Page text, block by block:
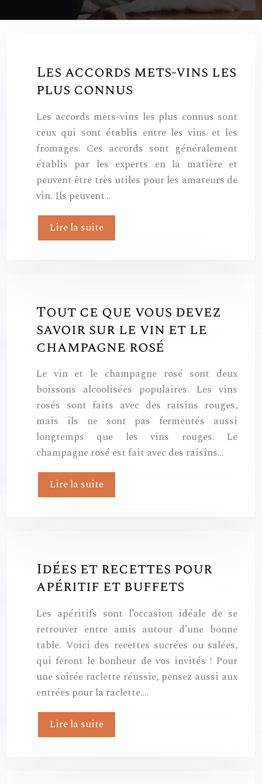
Les accords mets-vins les
plus connus
Les accords mets-vins les plus connus sont
ceux qui sont établis entre les vins et les
fromages. Ces accords sont généralement
établis par les experts en la matière et
peuvent être très utiles pour les amateurs de
vin. Ils peuvent…
Lire la suite
Tout ce que vous devez
savoir sur le vin et le
champagne rosé
Le vin et le champagne rosé sont deux
boissons alcoolisées populaires. Les vins
rosés sont faits avec des raisins rouges,
mais ils ne sont pas fermentés aussi
longtemps que les vins rouges. Le
champagne rosé est fait avec des raisins…
Lire la suite
Idées et recettes pour
apéritif et buffets
Les apéritifs sont l’occasion idéale de se
retrouver entre amis autour d’une bonne
table. Voici des recettes sucrées ou salées,
qui feront le bonheur de vos invités ! Pour
une soirée raclette réussie, pensez aussi aux
entrées pour la raclette….
Lire la suite